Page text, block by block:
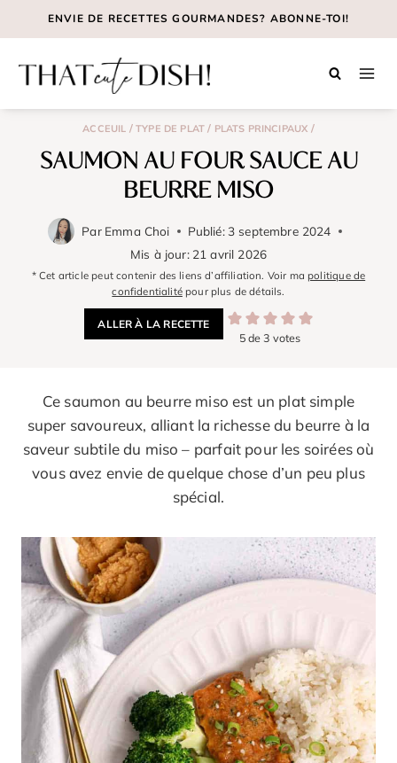
au
ENVIE DE RECETTES GOURMANDES? ABONNE-TOI!
ACCEUIL / TYPE DE PLAT / PLATS PRINCIPAUX /
SAUMON AU FOUR SAUCE AU
BEURRE MISO
Par Emma Choi Publié: 3 septembre 2024
Mis à jour: 21 avril 2026
* Cet article peut contenir des liens d’affiliation. Voir ma politique de
confidentialitépour plus de détails.
ALLER À LA RECETTE
5de3 votes
Ce saumon au beurre miso est un plat simple
super savoureux, alliant la richesse du beurre à la
saveur subtile du miso – parfait pour les soirées où
vous avez envie de quelque chose d’un peu plus
spécial.